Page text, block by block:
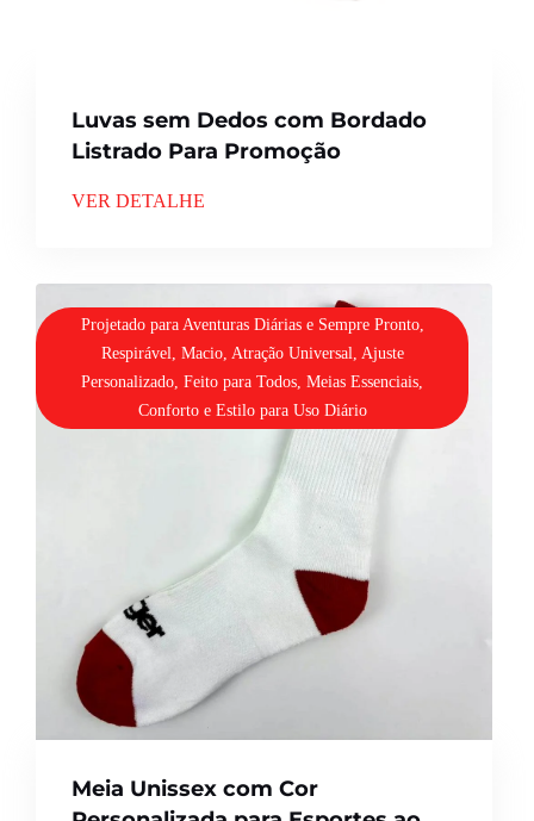
Luvas sem Dedos com Bordado
Listrado Para Promoção
VER DETALHE
Projetado para Aventuras Diárias e Sempre Pronto,
Respirável, Macio, Atração Universal, Ajuste
Personalizado, Feito para Todos, Meias Essenciais,
Conforto e Estilo para Uso Diário
Meia Unissex com Cor